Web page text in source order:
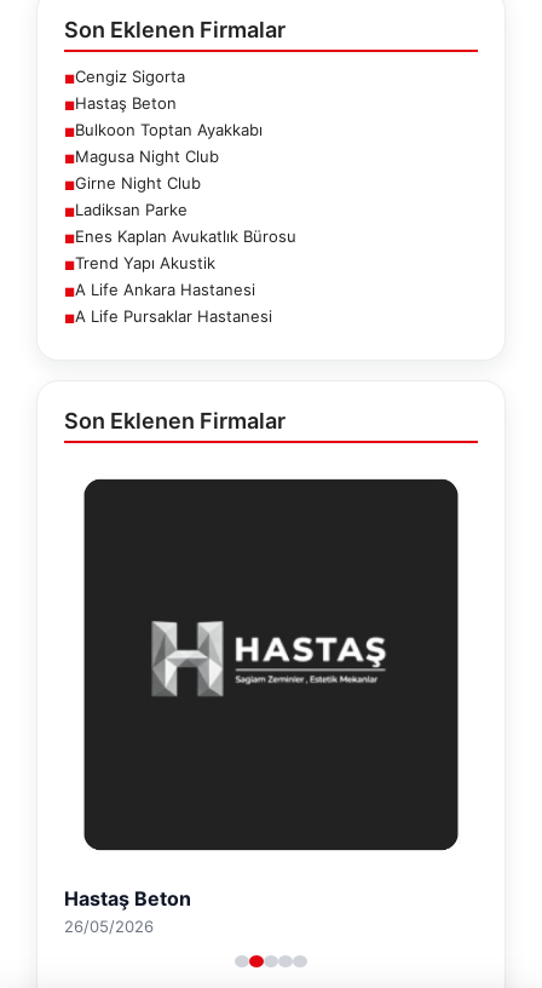
Son Eklenen Firmalar
■Cengiz Sigorta
■Hastaş Beton
■Bulkoon Toptan Ayakkabı
■Magusa Night Club
■Girne Night Club
■Ladiksan Parke
■Enes Kaplan Avukatlık Bürosu
■Trend Yapı Akustik
■A Life Ankara Hastanesi
■A Life Pursaklar Hastanesi
Son Eklenen Firmalar
Hastaş Beton
26/05/2026